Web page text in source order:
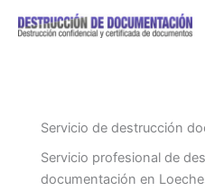
Servicio de destrucción
Servicio profesional de
documentación en